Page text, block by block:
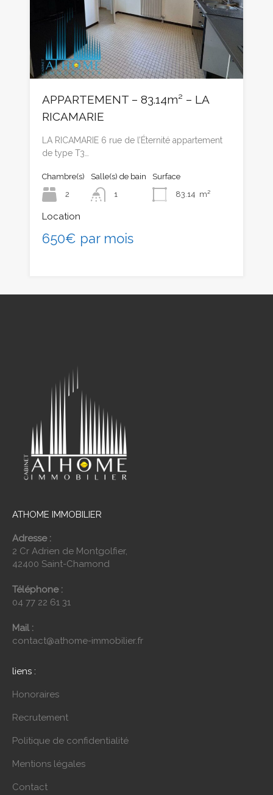
APPARTEMENT – 83.14m² – LA
RICAMARIE
LA RICAMARIE 6 rue de l’Éternité appartement
de type T3…
Chambre(s)
2
Salle(s) de bain
1
Surface
83.14 m²
Location
650€ par mois
ATHOME IMMOBILIER
Adresse :
2 Cr Adrien de Montgolfier,
42400 Saint-Chamond
Téléphone :
04 77 22 61 31
Mail :
contact@athome-immobilier.fr
liens :
Honoraires
Recrutement
Politique de confidentialité
Mentions légales
Contact